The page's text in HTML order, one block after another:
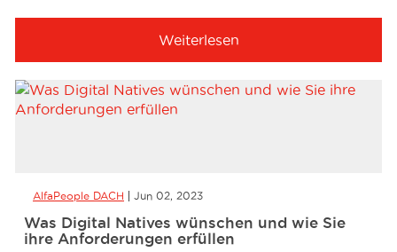
Weiterlesen
AlfaPeople DACH Jun 02, 2023
Was Digital Natives wünschen und wie Sie
ihre Anforderungen erfüllen